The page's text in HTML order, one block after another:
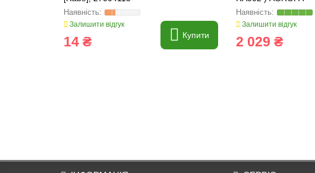
Залишити відгук
14 ₴ Купити
Залишити відгук
2 029 ₴